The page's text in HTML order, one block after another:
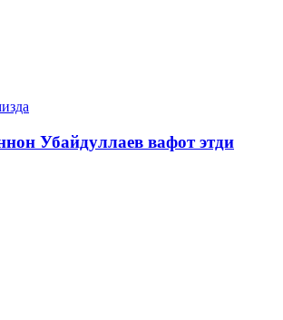
Убайдуллаев вафот этди